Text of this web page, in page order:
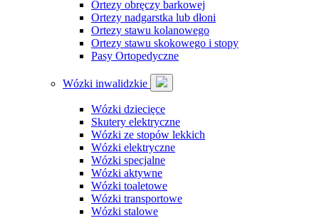
Ortezy obręczy barkowej
Ortezy nadgarstka lub dłoni
Ortezy stawu kolanowego
Ortezy stawu skokowego i stopy
Pasy Ortopedyczne
Wózki inwalidzkie
Wózki dziecięce
Skutery elektryczne
Wózki ze stopów lekkich
Wózki elektryczne
Wózki specjalne
Wózki aktywne
Wózki toaletowe
Wózki transportowe
Wózki stalowe